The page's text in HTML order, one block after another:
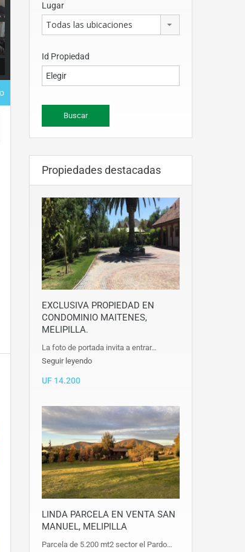
Lugar
Todas las ubicaciones
Id Propiedad
Propiedades destacadas
EXCLUSIVA PROPIEDAD EN
CONDOMINIO MAITENES,
MELIPILLA.
La foto de portada invita a entrar…
Seguir leyendo
UF 14.200
LINDA PARCELA EN VENTA SAN
MANUEL, MELIPILLA
Parcela de 5.200 mt2 sector el Pardo…